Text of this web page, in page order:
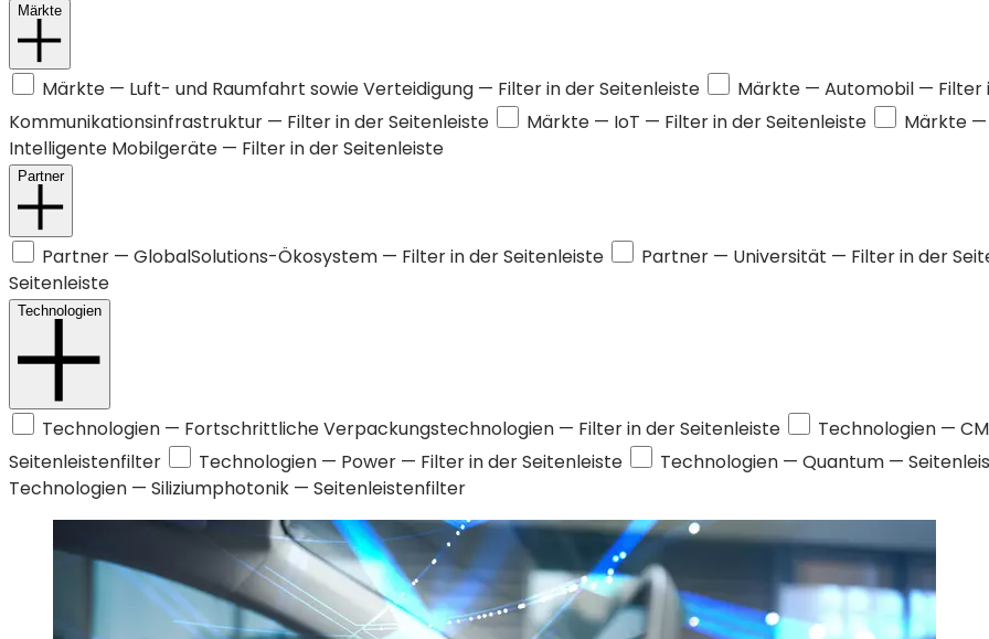
Märkte
Märkte — Luft- und Raumfahrt sowie Verteidigung — Filter in der Seitenleiste Märkte — Automobil — Filter
Kommunikationsinfrastruktur — Filter in der Seitenleiste Märkte — IoT — Filter in der Seitenleiste
Märkte
Intelligente Mobilgeräte — Filter in der Seitenleiste
Partner
Partner — GlobalSolutions-Ökosystem — Filter in der Seitenleiste Partner — Universität — Filter in der
Seitenleiste
Technologien
Technologien — Fortschrittliche Verpackungstechnologien — Filter in der Seitenleiste Technologien —
Seitenleistenfilter
Technologien — Power — Filter in der Seitenleiste Technologien — Quantum —
Technologien — Siliziumphotonik — Seitenleistenfilter